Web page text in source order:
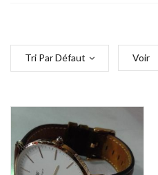
Tri Par Défaut Voir